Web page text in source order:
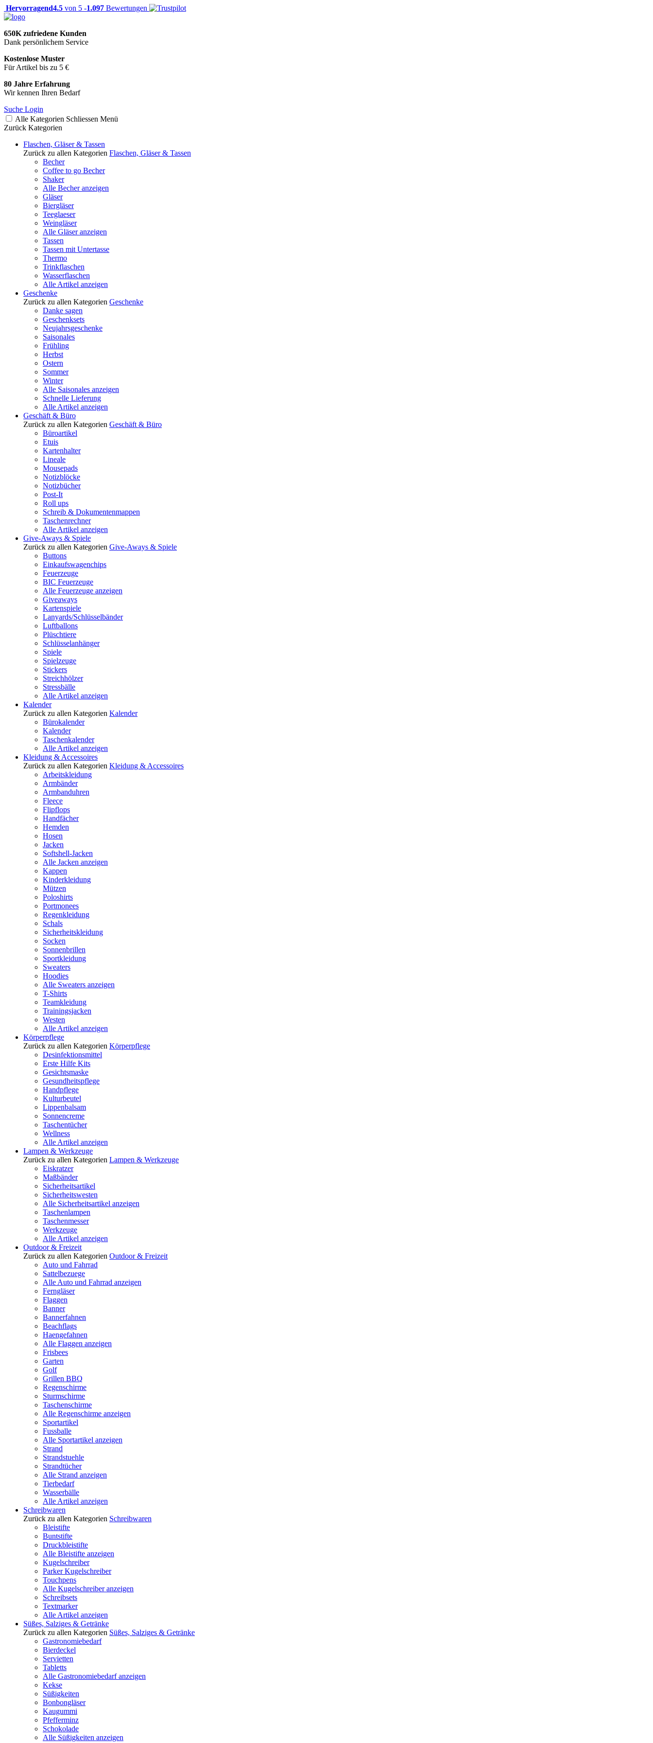
Hervorragend4.5 von 5 -1.097 Bewertungen
650K zufriedene Kunden
Dank persönlichem Service
Kostenlose Muster
Für Artikel bis zu 5 €
80 Jahre Erfahrung
Wir kennen Ihren Bedarf
Suche Login
Alle Kategorien Schliessen Menü
Zurück Kategorien
Flaschen, Gläser & Tassen
Zurück zu allen Kategorien Flaschen, Gläser & Tassen
Becher
Coffee to go Becher
Shaker
Alle Becher anzeigen
Gläser
Biergläser
Teeglaeser
Weingläser
Alle Gläser anzeigen
Tassen
Tassen mit Untertasse
Thermo
Trinkflaschen
Wasserflaschen
Alle Artikel anzeigen
Geschenke
Zurück zu allen Kategorien Geschenke
Danke sagen
Geschenksets
Neujahrsgeschenke
Saisonales
Frühling
Herbst
Ostern
Sommer
Winter
Alle Saisonales anzeigen
Schnelle Lieferung
Alle Artikel anzeigen
Geschäft & Büro
Zurück zu allen Kategorien Geschäft & Büro
Büroartikel
Etuis
Kartenhalter
Lineale
Mousepads
Notizblöcke
Notizbücher
Post-It
Roll ups
Schreib & Dokumentenmappen
Taschenrechner
Alle Artikel anzeigen
Give-Aways & Spiele
Zurück zu allen Kategorien Give-Aways & Spiele
Buttons
Einkaufswagenchips
Feuerzeuge
BIC Feuerzeuge
Alle Feuerzeuge anzeigen
Giveaways
Kartenspiele
Lanyards/Schlüsselbänder
Luftballons
Plüschtiere
Schlüsselanhänger
Spiele
Spielzeuge
Stickers
Streichhölzer
Stressbälle
Alle Artikel anzeigen
Kalender
Zurück zu allen Kategorien Kalender
Bürokalender
Kalender
Taschenkalender
Alle Artikel anzeigen
Kleidung & Accessoires
Zurück zu allen Kategorien Kleidung & Accessoires
Arbeitskleidung
Armbänder
Armbanduhren
Fleece
Flipflops
Handfächer
Hemden
Hosen
Jacken
Softshell-Jacken
Alle Jacken anzeigen
Kappen
Kinderkleidung
Mützen
Poloshirts
Portmonees
Regenkleidung
Schals
Sicherheitskleidung
Socken
Sonnenbrillen
Sportkleidung
Sweaters
Hoodies
Alle Sweaters anzeigen
T-Shirts
Teamkleidung
Trainingsjacken
Westen
Alle Artikel anzeigen
Körperpflege
Zurück zu allen Kategorien Körperpflege
Desinfektionsmittel
Erste Hilfe Kits
Gesichtsmaske
Gesundheitspflege
Handpflege
Kulturbeutel
Lippenbalsam
Sonnencreme
Taschentücher
Wellness
Alle Artikel anzeigen
Lampen & Werkzeuge
Zurück zu allen Kategorien Lampen & Werkzeuge
Eiskratzer
Maßbänder
Sicherheitsartikel
Sicherheitswesten
Alle Sicherheitsartikel anzeigen
Taschenlampen
Taschenmesser
Werkzeuge
Alle Artikel anzeigen
Outdoor & Freizeit
Zurück zu allen Kategorien Outdoor & Freizeit
Auto und Fahrrad
Sattelbezuege
Alle Auto und Fahrrad anzeigen
Ferngläser
Flaggen
Banner
Bannerfahnen
Beachflags
Haengefahnen
Alle Flaggen anzeigen
Frisbees
Garten
Golf
Grillen BBQ
Regenschirme
Sturmschirme
Taschenschirme
Alle Regenschirme anzeigen
Sportartikel
Fussballe
Alle Sportartikel anzeigen
Strand
Strandstuehle
Strandtücher
Alle Strand anzeigen
Tierbedarf
Wasserbälle
Alle Artikel anzeigen
Schreibwaren
Zurück zu allen Kategorien Schreibwaren
Bleistifte
Buntstifte
Druckbleistifte
Alle Bleistifte anzeigen
Kugelschreiber
Parker Kugelschreiber
Touchpens
Alle Kugelschreiber anzeigen
Schreibsets
Textmarker
Alle Artikel anzeigen
Süßes, Salziges & Getränke
Zurück zu allen Kategorien Süßes, Salziges & Getränke
Gastronomiebedarf
Bierdeckel
Servietten
Tabletts
Alle Gastronomiebedarf anzeigen
Kekse
Süßigkeiten
Bonbongläser
Kaugummi
Pfefferminz
Schokolade
Alle Süßigkeiten anzeigen